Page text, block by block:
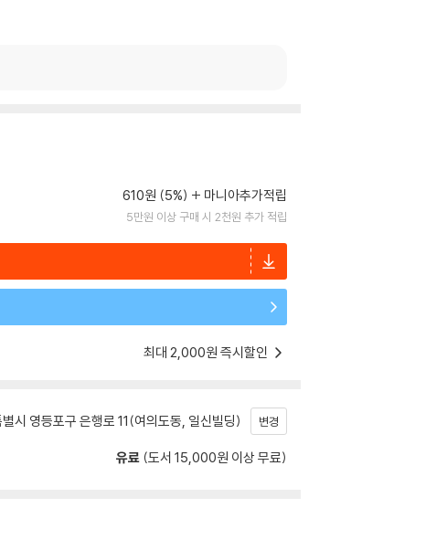
610원 (5%) 마니아추가적립
5만원 이상 구매 시 2천원 추가 적립
최대 2,000원 즉시할인
시 영등포구 은행로 11(여의도동, 일신빌딩) 변경
유료 (도서 15,000원 이상 무료)